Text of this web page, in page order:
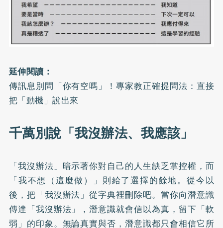
延伸閱讀：
傳訊息別問「你有空嗎」！專家教正確提問法：直接
把「動機」說出來
千萬別說「我沒辦法、我應該」
「我沒辦法」暗示著你對自己的人生缺乏掌控權，而
「我不想（這麼做）」則給了選擇的餘地。從今以
後，把「我沒辦法」從字典裡刪除吧。當你向潛意識
傳達「我沒辦法」，潛意識就會信以為真，留下「軟
弱」的印象。無論真實與否，潛意識都只會相信它所